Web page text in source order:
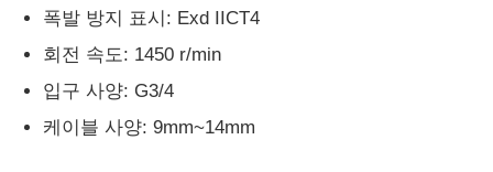
폭발 방지 표시: Exd IICT4
회전 속도: 1450 r/min
입구 사양: G3/4
케이블 사양: 9mm~14mm